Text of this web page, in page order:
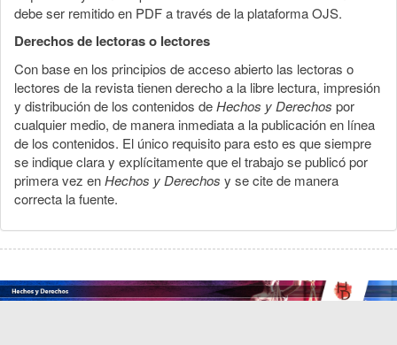
debe ser remitido en PDF a través de la plataforma OJS.
Derechos de lectoras o lectores
Con base en los principios de acceso abierto las lectoras o
lectores de la revista tienen derecho a la libre lectura, impresión
y distribución de los contenidos deHechos y Derechos por
cualquier medio, de manera inmediata a la publicación en línea
de los contenidos. El único requisito para esto es que siempre
se indique clara y explícitamente que el trabajo se publicó por
primera vez enHechos y Derechos y se cite de manera
correcta la fuente.